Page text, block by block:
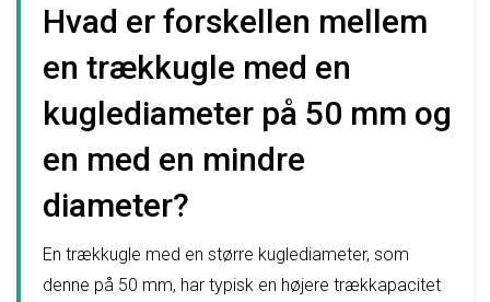
Hvad er forskellen mellem
en trækkugle med en
kuglediameter på 50 mm og
en med en mindre
diameter?
En trækkugle med en større kuglediameter, som
denne på 50 mm, har typisk en højere trækkapacitet